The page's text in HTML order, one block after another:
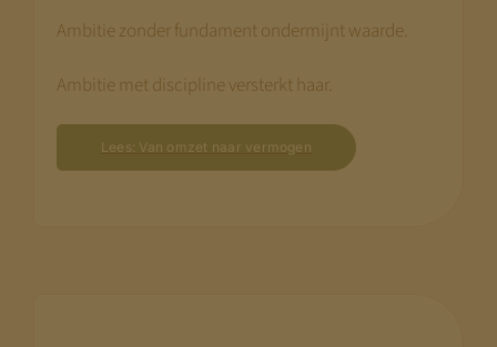
Ambitie zonder fundament ondermijnt waarde.
Ambitie met discipline versterkt haar.
Lees: Van omzet naar vermogen